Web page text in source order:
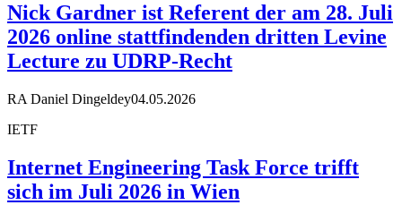
Nick Gardner ist Referent der am 28. Juli
2026 online stattfindenden dritten Levine
Lecture zu UDRP-Recht
RA Daniel Dingeldey04.05.2026
IETF
Internet Engineering Task Force trifft
sich im Juli 2026 in Wien